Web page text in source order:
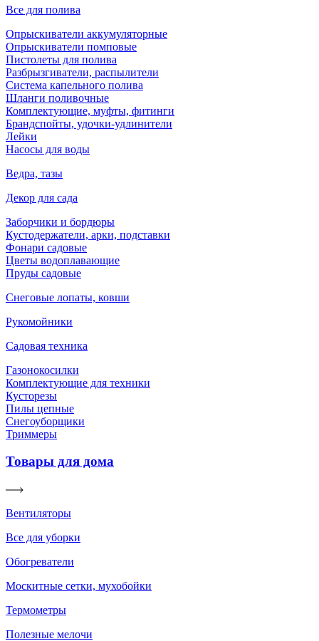
Все для полива
Опрыскиватели аккумуляторные
Опрыскиватели помповые
Пистолеты для полива
Разбрызгиватели, распылители
Система капельного полива
Шланги поливочные
Комплектующие, муфты, фитинги
Брандспойты, удочки-удлинители
Лейки
Насосы для воды
Ведра, тазы
Декор для сада
Заборчики и бордюры
Кустодержатели, арки, подставки
Фонари садовые
Цветы водоплавающие
Пруды садовые
Снеговые лопаты, ковши
Рукомойники
Садовая техника
Газонокосилки
Комплектующие для техники
Кусторезы
Пилы цепные
Снегоуборщики
Триммеры
Товары для дома
Вентиляторы
Все для уборки
Обогреватели
Москитные сетки, мухобойки
Термометры
Полезные мелочи